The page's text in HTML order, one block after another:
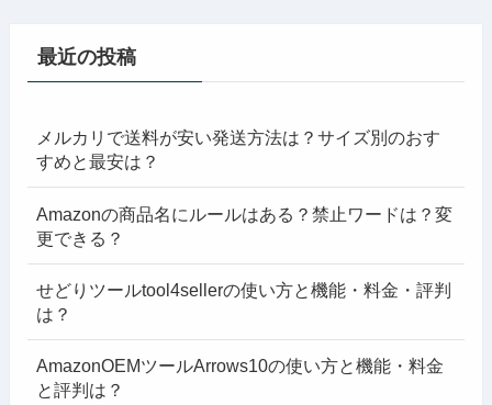
最近の投稿
メルカリで送料が安い発送方法は？サイズ別のおす
すめと最安は？
Amazonの商品名にルールはある？禁止ワードは？変
更できる？
せどりツールtool4sellerの使い方と機能・料金・評判
は？
AmazonOEMツールArrows10の使い方と機能・料金
と評判は？